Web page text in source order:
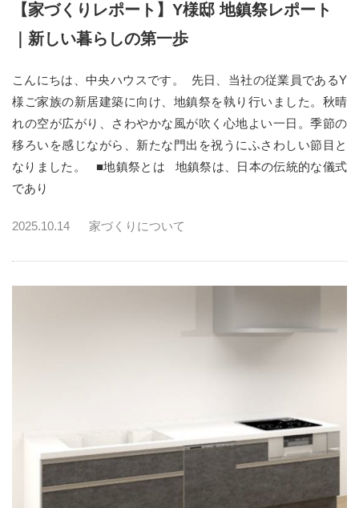
【家づくりレポート】Y様邸 地鎮祭レポート
｜新しい暮らしの第一歩
こんにちは、中央ハウスです。 先日、当社の従業員であるY
様ご家族の新居建築に向け、地鎮祭を執り行いました。秋晴
れの空が広がり、さわやかな風が吹く心地よい一日。季節の
移ろいを感じながら、新たな門出を祝うにふさわしい節目と
なりました。 ■地鎮祭とは 地鎮祭は、日本の伝統的な儀式
であり
2025.10.14 家づくりについて